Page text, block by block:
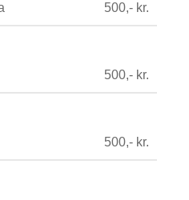
500,- kr.
500,- kr.
500,- kr.